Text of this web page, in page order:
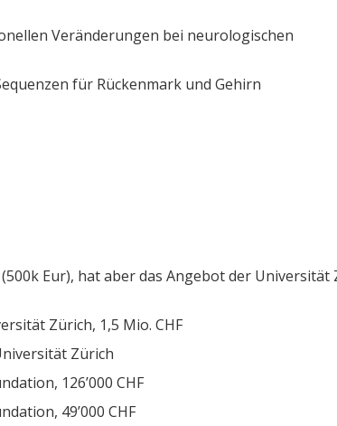
Veränderungen bei neurologischen
für Rückenmark und Gehirn
Eur), hat aber das Angebot der Universität
Zürich, 1,5 Mio. CHF
Zürich
126’000 CHF
49’000 CHF